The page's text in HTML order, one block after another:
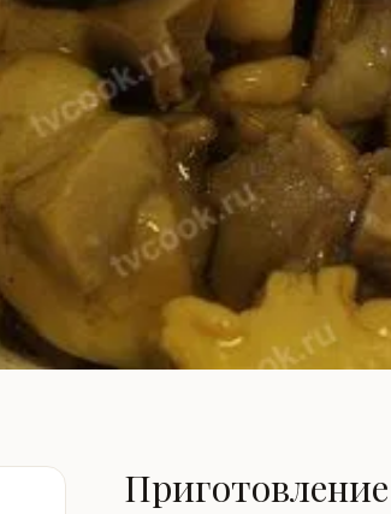
Приготовление